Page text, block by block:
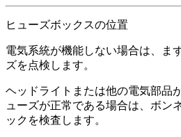
ヒューズボックスの位置
電気系統が機能しない場合は、ま
ズを点検します。
ヘッドライトまたは他の電気部品
ューズが正常である場合は、ボン
ックを検査します。